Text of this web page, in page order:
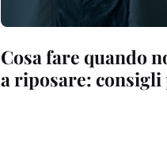
Cosa fare quando
a riposare: